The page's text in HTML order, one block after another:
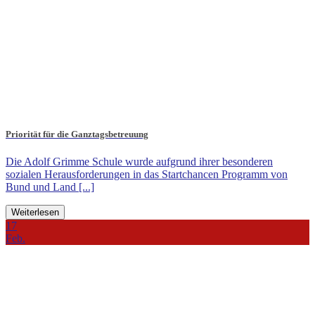
Priorität für die Ganztagsbetreuung
Die Adolf Grimme Schule wurde aufgrund ihrer besonderen
sozialen Herausforderungen in das Startchancen Programm von
Bund und Land [...]
Weiterlesen
17
Feb.